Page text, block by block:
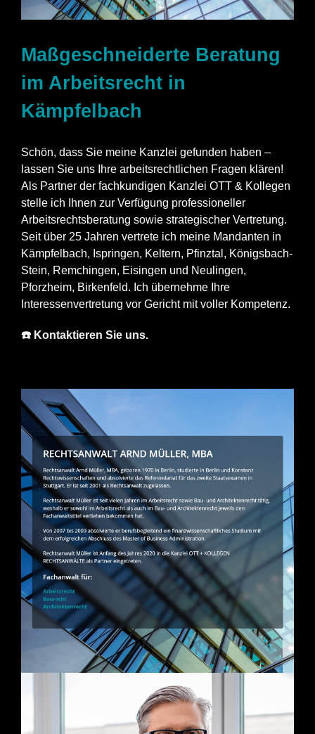
Maßgeschneiderte Beratung
im Arbeitsrecht in
Kämpfelbach
Schön, dass Sie meine Kanzlei gefunden haben –
lassen Sie uns Ihre arbeitsrechtlichen Fragen klären!
Als Partner der fachkundigen Kanzlei OTT & Kollegen
stelle ich Ihnen zur Verfügung professioneller
Arbeitsrechtsberatung sowie strategischer Vertretung.
Seit über 25 Jahren vertrete ich meine Mandanten in
Kämpfelbach, Ispringen, Keltern, Pfinztal, Königsbach-
Stein, Remchingen, Eisingen und Neulingen,
Pforzheim, Birkenfeld. Ich übernehme Ihre
Interessenvertretung vor Gericht mit voller Kompetenz.
☎️ Kontaktieren Sie uns.